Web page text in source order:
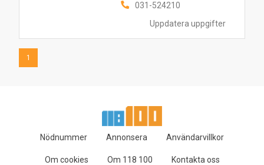
Uppdatera uppgifter
031-524210
1
Nödnummer Annonsera Användarvillkor
Om cookies Om 118 100 Kontakta oss